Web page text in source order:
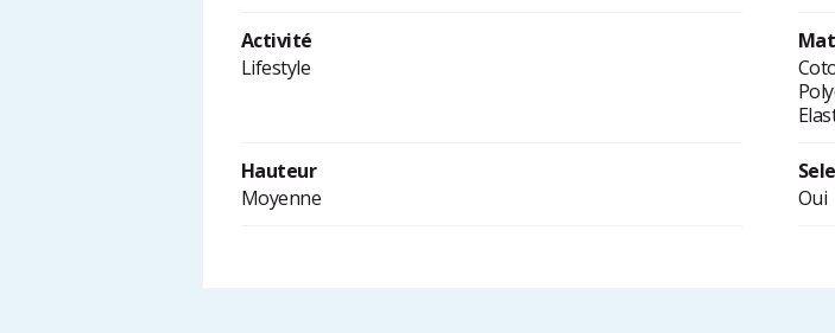
Activité
Lifestyle
Hauteur
Moyenne
Oui